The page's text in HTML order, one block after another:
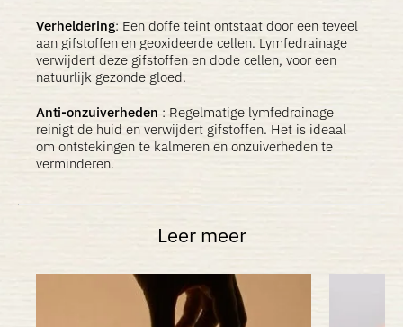
Verheldering: Een doffe teint ontstaat door een teveel
aan gifstoffen en geoxideerde cellen. Lymfedrainage
verwijdert deze gifstoffen en dode cellen, voor een
natuurlijk gezonde gloed.
Anti-onzuiverheden : Regelmatige lymfedrainage
reinigt de huid en verwijdert gifstoffen. Het is ideaal
om ontstekingen te kalmeren en onzuiverheden te
verminderen.
Leer meer